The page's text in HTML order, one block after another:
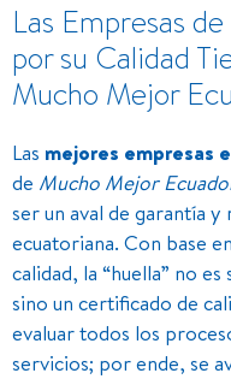
Las Empresas
por su Calidad
Mucho Mejor
Las mejores empresas
de Mucho Mejor
ser un aval de garantía
ecuatoriana. Con base
calidad, la “huella” no
sino un certificado de
evaluar todos los
servicios; por ende, se